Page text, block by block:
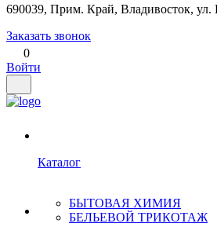
690039, Прим. Край, Владивосток, ул.
Заказать звонок
0
Войти
Каталог
БЫТОВАЯ ХИМИЯ
БЕЛЬЕВОЙ ТРИКОТАЖ